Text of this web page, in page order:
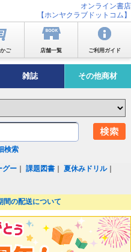
オンライン書店
【ホンヤクラブドットコム】
ご 店舗一覧 ご利用ガイド
雑誌 その他商材
検索
グー ｜課題図書 ｜夏休みドリル｜
間の配送について